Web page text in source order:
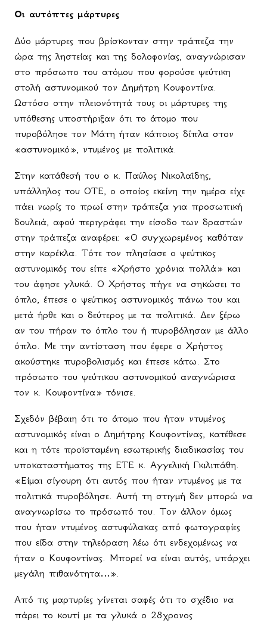
Οι αυτόπτες μάρτυρες
Δύο μάρτυρες που βρίσκονταν στην τράπεζα την
ώρα της ληστείας και της δολοφονίας, αναγνώρισαν
στο πρόσωπο του ατόμου που φορούσε ψεύτικη
στολή αστυνομικού τον Δημήτρη Κουφοντίνα.
Ωστόσο στην πλειονότητά τους οι μάρτυρες της
υπόθεσης υποστήριξαν ότι το άτομο που
πυροβόλησε τον Μάτη ήταν κάποιος δίπλα στον
«αστυνομικό», ντυμένος με πολιτικά.
Στην κατάθεσή του ο κ. Παύλος Νικολαΐδης,
υπάλληλος του OTE , ο οποίος εκείνη την ημέρα είχε
πάει νωρίς το πρωί στην τράπεζα για προσωπική
δουλειά, αφού περιγράφει την είσοδο των δραστών
στην τράπεζα αναφέρει: «O συγχωρεμένος καθόταν
στην καρέκλα. Τότε τον πλησίασε ο ψεύτικος
αστυνομικός του είπε «Χρήστο χρόνια πολλά» και
του άφησε γλυκά. O Χρήστος πήγε να σηκώσει το
όπλο, έπεσε ο ψεύτικος αστυνομικός πάνω του και
μετά ήρθε και ο δεύτερος με τα πολιτικά. Δεν ξέρω
αν του πήραν το όπλο του ή πυροβόλησαν με άλλο
όπλο. Με την αντίσταση που έφερε ο Χρήστος
ακούστηκε πυροβολισμός και έπεσε κάτω. Στο
πρόσωπο του ψεύτικου αστυνομικού αναγνώρισα
τον κ. Κουφοντίνα» τόνισε.
Σχεδόν βέβαιη ότι το άτομο που ήταν ντυμένος
αστυνομικός είναι ο Δημήτρης Κουφοντίνας, κατέθεσε
και η τότε προϊσταμένη εσωτερικής διαδικασίας του
υποκαταστήματος της ETE κ. Αγγελική Γκιλιπάθη.
«Είμαι σίγουρη ότι αυτός που ήταν ντυμένος με τα
πολιτικά πυροβόλησε. Αυτή τη στιγμή δεν μπορώ να
αναγνωρίσω το πρόσωπό του. Τον άλλον όμως
που ήταν ντυμένος αστυφύλακας από φωτογραφίες
που είδα στην τηλεόραση λέω ότι ενδεχομένως να
ήταν ο Κουφοντίνας. Μπορεί να είναι αυτός, υπάρχει
μεγάλη πιθανότητα…».
Από τις μαρτυρίες γίνεται σαφές ότι το σχέδιο να
πάρει το κουτί με τα γλυκά ο 28χρονος